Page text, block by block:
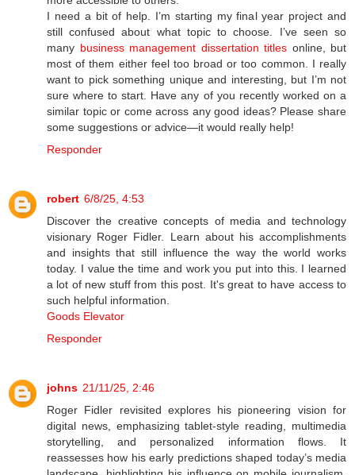
I need a bit of help. I’m starting my final year project and
still confused about what topic to choose. I’ve seen so
many business management dissertation titles online, but
most of them either feel too broad or too common. I really
want to pick something unique and interesting, but I’m not
sure where to start. Have any of you recently worked on a
similar topic or come across any good ideas? Please share
some suggestions or advice—it would really help!
Responder
robert 6/8/25, 4:53
Discover the creative concepts of media and technology
visionary Roger Fidler. Learn about his accomplishments
and insights that still influence the way the world works
today. I value the time and work you put into this. I learned
a lot of new stuff from this post. It's great to have access to
such helpful information.
Goods Elevator
Responder
johns 21/11/25, 2:46
Roger Fidler revisited explores his pioneering vision for
digital news, emphasizing tablet-style reading, multimedia
storytelling, and personalized information flows. It
reassesses how his early predictions shaped today’s media